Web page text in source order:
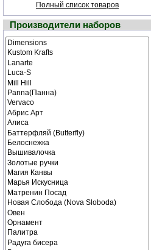
Полный список товаров
Производители наборов